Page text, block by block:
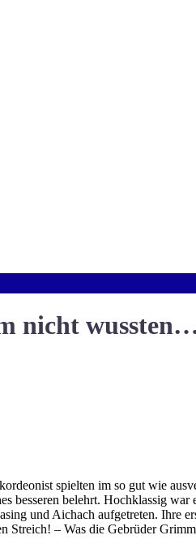
nicht
spielten im so gut wie
besseren belehrt. Hochklassig
und Aichach aufgetreten.
Streich! – Was die Gebrüder